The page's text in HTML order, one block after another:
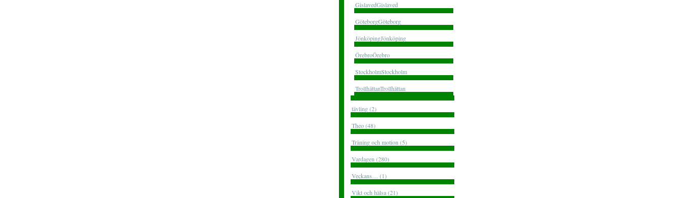
GislavedGislaved
GöteborgGöteborg
JönköpingJönköping
ÖrebroÖrebro
StockholmStockholm
TrollhättanTrollhättan
tävling (2)
Theo (48)
Träning och motion (5)
Vardagen (280)
Veckans… (1)
Vikt och hälsa (21)